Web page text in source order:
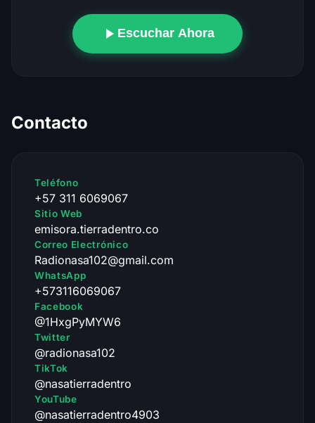
Escuchar Ahora
Contacto
Teléfono
+57 311 6069067
Sitio Web
emisora.tierradentro.co
Correo Electrónico
Radionasa102@gmail.com
WhatsApp
+573116069067
Facebook
@1HxgPyMYW6
Twitter
@radionasa102
TikTok
@nasatierradentro
YouTube
@nasatierradentro4903